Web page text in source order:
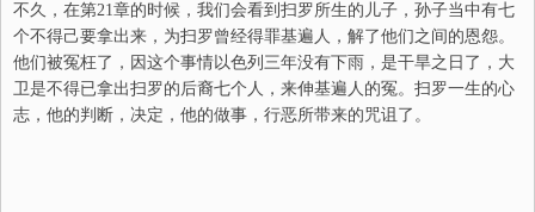
不久，在第21章的时候，我们会看到扫罗所生的儿子，孙子当中有七
个不得己要拿出来，为扫罗曾经得罪基遍人，解了他们之间的恩怨。
他们被冤枉了，因这个事情以色列三年没有下雨，是干旱之日了，大
卫是不得已拿出扫罗的后裔七个人，来伸基遍人的冤。扫罗一生的心
志，他的判断，决定，他的做事，行恶所带来的咒诅了。